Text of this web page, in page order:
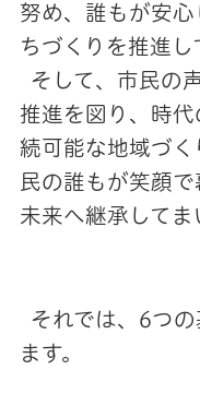
努め、誰もが安
ちづくりを推進し
そして、市民の
推進を図り、時
続可能な地域づ
民の誰もが笑顔
未来へ継承してま
それでは、6つ
ます。